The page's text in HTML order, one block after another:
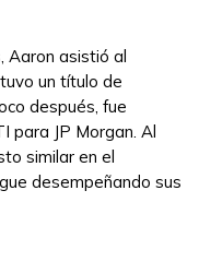
YA
Aaron asistió al
un título de
después, fue
para JP Morgan. Al
similar en el
desempeñando sus